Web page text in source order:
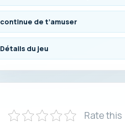
continue de t’amuser
Détails du jeu
Rate